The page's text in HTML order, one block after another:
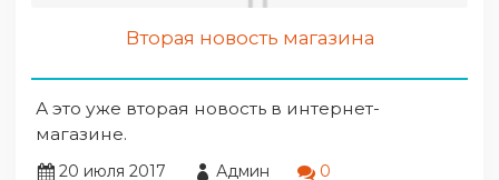
Вторая новость магазина
А это уже вторая новость в интернет-
магазине.
20 июля 2017 Админ 0